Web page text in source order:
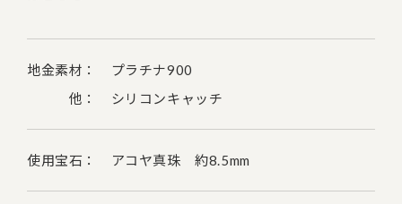
地金素材： プラチナ900
他： シリコンキャッチ
使用宝石： アコヤ真珠 約8.5mm